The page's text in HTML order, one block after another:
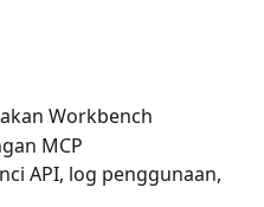
Workbench
MCP
API, log penggunaan,